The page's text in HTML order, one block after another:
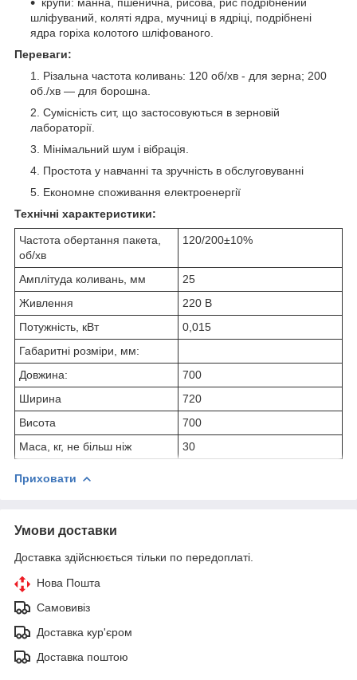
шліфуваний, коляті ядра, мучниці в ядріці, подрібнені
ядра горіха колотого шліфованого.
Переваги:
Різальна частота коливань: 120 об/хв - для зерна; 200
об./хв — для борошна.
Сумісність сит, що застосовуються в зерновій
лабораторії.
Мінімальний шум і вібрація.
Простота у навчанні та зручність в обслуговуванні
Економне споживання електроенергії
Технічні характеристики:
Частота обертання пакета,
об/хв
120/200±10%
Амплітуда коливань, мм
25
Живлення
220 В
Потужність, кВт
0,015
Габаритні розміри, мм:
Довжина:
700
Ширина
720
Висота
700
Маса, кг, не більш ніж
30
Приховати
Умови доставки
Доставка здійснюється тільки по передоплаті.
Нова Пошта
Самовивіз
Доставка кур'єром
Доставка поштою